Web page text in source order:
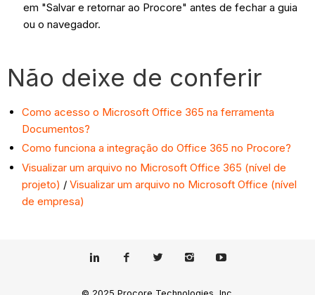
em "Salvar e retornar ao Procore" antes de fechar a guia
ou o navegador.
Não deixe de conferir
Como acesso o Microsoft Office 365 na ferramenta
Documentos?
Como funciona a integração do Office 365 no Procore?
Visualizar um arquivo no Microsoft Office 365 (nível de
projeto) /Visualizar um arquivo no Microsoft Office (nível
de empresa)